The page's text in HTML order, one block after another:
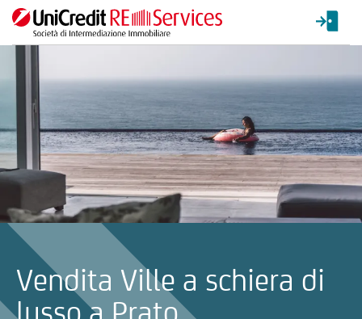
Vendita Ville a schiera di
lusso a Prato